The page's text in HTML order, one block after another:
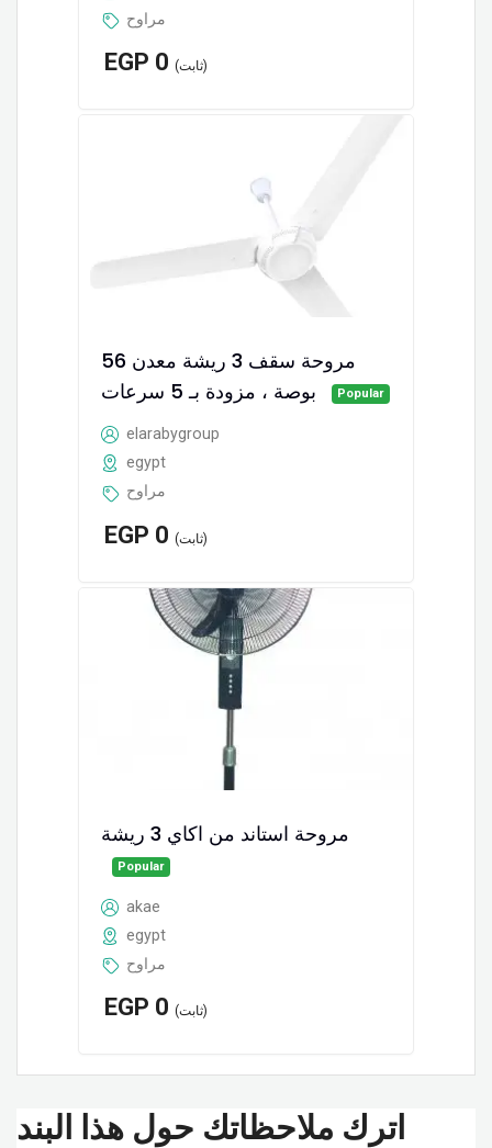
مراوح
EGP 0 (ثابت)
مروحة سقف 3 ريشة معدن 56
بوصة ، مزودة بـ 5 سرعات
Popular
elarabygroup
egypt
مراوح
EGP 0 (ثابت)
مروحة استاند من اكاي 3 ريشة
Popular
akae
egypt
مراوح
EGP 0 (ثابت)
اترك ملاحظاتك حول هذا البند